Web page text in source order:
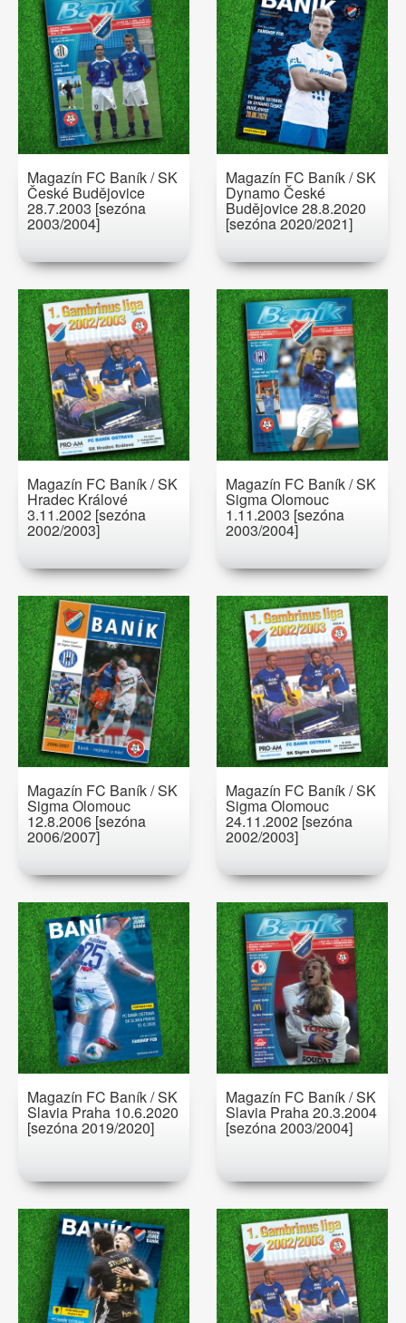
Magazín FC Baník / SK
České Budějovice
28.7.2003 [sezóna
2003/2004]
Magazín FC Baník / SK
Dynamo České
Budějovice 28.8.2020
[sezóna 2020/2021]
Magazín FC Baník / SK
Hradec Králové
3.11.2002 [sezóna
2002/2003]
Magazín FC Baník / SK
Sigma Olomouc
1.11.2003 [sezóna
2003/2004]
Magazín FC Baník / SK
Sigma Olomouc
12.8.2006 [sezóna
2006/2007]
Magazín FC Baník / SK
Sigma Olomouc
24.11.2002 [sezóna
2002/2003]
Magazín FC Baník / SK
Slavia Praha 10.6.2020
[sezóna 2019/2020]
Magazín FC Baník / SK
Slavia Praha 20.3.2004
[sezóna 2003/2004]